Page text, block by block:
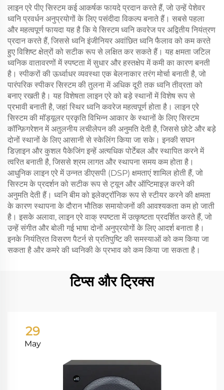
लाइन एरे पीए सिस्टम कई आकर्षक फायदे प्रदान करते हैं, जो उन्हें पेशेवर
ध्वनि प्रवर्धन अनुप्रयोगों के लिए पसंदीदा विकल्प बनाते हैं। सबसे पहला
और महत्वपूर्ण फायदा यह है कि ये सिस्टम ध्वनि कवरेज पर अद्वितीय नियंत्रण
प्रदान करते हैं, जिससे ध्वनि इंजीनियर अवांछित ध्वनि फैलाव को कम करते
हुए विशिष्ट क्षेत्रों को सटीक रूप से लक्षित कर सकते हैं। यह क्षमता जटिल
ध्वनिक वातावरणों में स्पष्टता में सुधार और हस्तक्षेप में कमी का कारण बनती
है। स्पीकरों की ऊर्ध्वाधर व्यवस्था एक बेलनाकार तरंग मोर्चा बनाती है, जो
पारंपरिक स्पीकर सिस्टम की तुलना में अधिक दूरी तक ध्वनि तीव्रता को
बनाए रखती है। यह विशेषता लाइन एरे को बड़े स्थानों में विशेष रूप से
प्रभावी बनाती है, जहां स्थिर ध्वनि कवरेज महत्वपूर्ण होता है। लाइन एरे
सिस्टम की मॉड्यूलर प्रकृति विभिन्न आकार के स्थानों के लिए सिस्टम
कॉन्फ़िगरेशन में अतुलनीय लचीलेपन की अनुमति देती है, जिससे छोटे और बड़े
दोनों स्थानों के लिए आसानी से स्केलिंग किया जा सके। इनकी सघन
डिज़ाइन और कुशल पैकेजिंग इन्हें अत्यधिक पोर्टेबल और स्थापित करने में
त्वरित बनाती है, जिससे श्रम लागत और स्थापना समय कम होता है।
आधुनिक लाइन एरे में उन्नत डीएसपी (DSP) क्षमताएं शामिल होती हैं, जो
सिस्टम के प्रदर्शन को सटीक रूप से ट्यून और ऑप्टिमाइज़ करने की
अनुमति देती हैं। ध्वनि बीम को इलेक्ट्रॉनिक रूप से स्टीयर करने की क्षमता
के कारण स्थापना के दौरान भौतिक समायोजनों की आवश्यकता कम हो जाती
है। इसके अलावा, लाइन एरे वाक् स्पष्टता में उत्कृष्टता प्रदर्शित करते हैं, जो
उन्हें संगीत और बोली गई भाषा दोनों अनुप्रयोगों के लिए आदर्श बनाता है।
इनके नियंत्रित विसरण पैटर्न से प्रतिपुष्टि की समस्याओं को कम किया जा
सकता है और कमरे की ध्वनिकी के प्रभाव को कम किया जा सकता है।
टिप्स और ट्रिक्स
29
May